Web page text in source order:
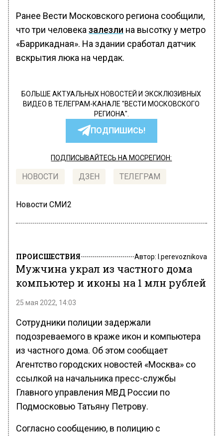
Ранее Вести Московского региона сообщили,
что три человека залезли на высотку у метро
«Баррикадная». На здании сработал датчик
вскрытия люка на чердак.
БОЛЬШЕ АКТУАЛЬНЫХ НОВОСТЕЙ И ЭКСКЛЮЗИВНЫХ
ВИДЕО В ТЕЛЕГРАМ-КАНАЛЕ "ВЕСТИ МОСКОВСКОГО
РЕГИОНА".
ПОДПИШИСЬ!
ПОДПИСЫВАЙТЕСЬ НА МОСРЕГИОН:
НОВОСТИ ДЗЕН ТЕЛЕГРАМ
Новости СМИ2
ПРОИСШЕСТВИЯ Автор: l.perevoznikova
Мужчина украл из частного дома
компьютер и иконы на 1 млн рублей
25 мая 2022, 14:03
Сотрудники полиции задержали
подозреваемого в краже икон и компьютера
из частного дома. Об этом сообщает
Агентство городских новостей «Москва» со
ссылкой на начальника пресс-службы
Главного управления МВД России по
Подмосковью Татьяну Петрову.
Согласно сообщению, в полицию с